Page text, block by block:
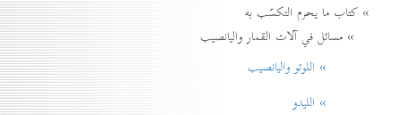
» كتاب ما يحرم التكسّب به
» مسائل في آلات القمار واليانصيب
» اللوتو واليانصيب
» الليدو